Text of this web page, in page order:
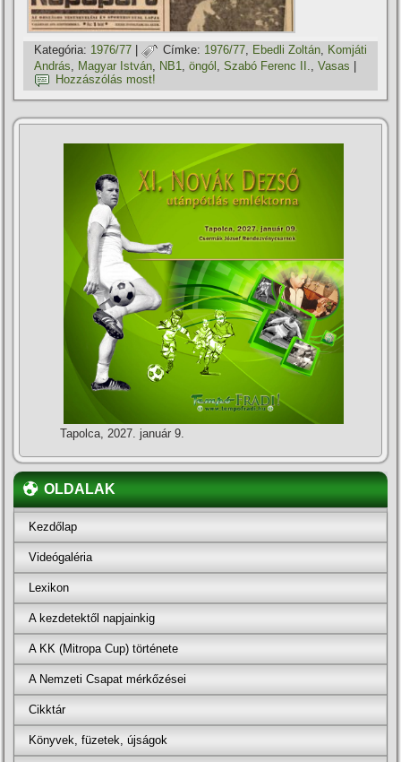
Kategória: 1976/77 | Címke: 1976/77, Ebedli Zoltán, Komjáti
András
Magyar István NB1 ,öngól ,Szabó Ferenc II. ,Vasas
Hozzászólás most!
Tapolca, 2027. január 9.
OLDALAK
Kezdőlap
Videógaléria
Lexikon
A kezdetektől napjainkig
A KK (Mitropa Cup) története
A Nemzeti Csapat mérkőzései
Cikktár
Könyvek, füzetek, újságok